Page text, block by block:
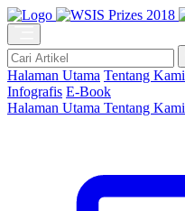
Halaman Utama Tentang Kami
Infografis E-Book
Halaman Utama Tentang Kami